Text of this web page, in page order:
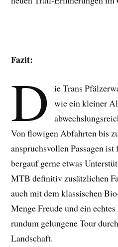
Fazit:
D ie Trans
wie ein kleiner
Von flowigen Abfahrten bis
anspruchsvollen Passagen
bergauf gerne etwas
MTB definitiv zusätzlichen
auch mit dem klassischen
Menge Freude und ein
rundum gelungene Tour
Landschaft.